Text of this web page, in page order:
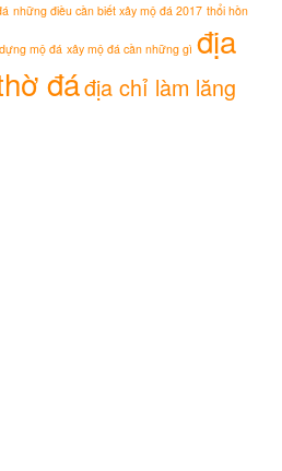
những điều cần biết xây mộ đá 2017 thổi hồn
mộ đá xây mộ đá cần những gì địa
đáđịa chỉ làm lăng